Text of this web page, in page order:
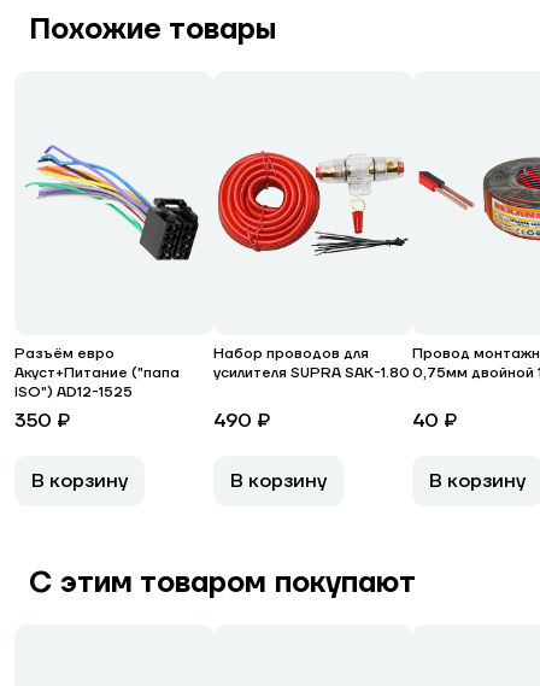
Похожие товары
Разъём евро
Акуст+Питание ("папа
ISO") AD12-1525
350 ₽
В корзину
Набор проводов для
усилителя SUPRA SAK-1.80
490 ₽
В корзину
Провод
0,75мм двойной
40 ₽
В корзину
С этим товаром покупают